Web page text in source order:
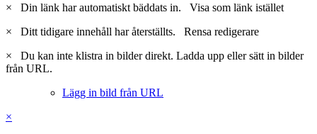
×
Din länk har automatiskt bäddats in. Visa som länk istället
×
Ditt tidigare innehåll har återställts. Rensa redigerare
×
Du kan inte klistra in bilder direkt. Ladda upp eller sätt in bilder
från URL.
Lägg in bild från URL
×